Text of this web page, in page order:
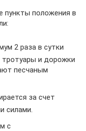
пункты положения в
2 раза в сутки
тротуары и дорожки
песчаным
за счет
силами.
с